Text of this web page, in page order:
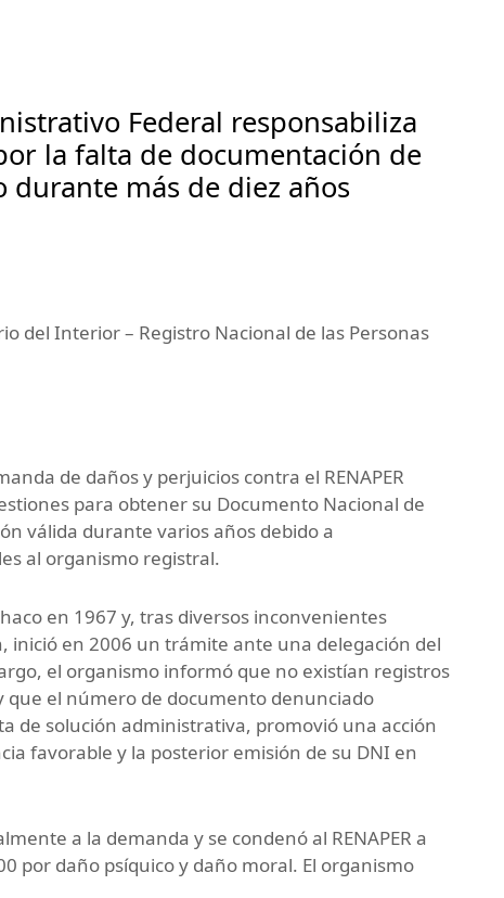
Federal responsabiliza
la falta de documentación de
más de diez años
del Interior – Registro Nacional de las Personas
de daños y perjuicios contra el RENAPER
para obtener su Documento Nacional de
válida durante varios años debido a
al organismo registral.
en 1967 y, tras diversos inconvenientes
inició en 2006 un trámite ante una delegación del
el organismo informó que no existían registros
el número de documento denunciado
de solución administrativa, promovió una acción
favorable y la posterior emisión de su DNI en
a la demanda y se condenó al RENAPER a
por daño psíquico y daño moral. El organismo